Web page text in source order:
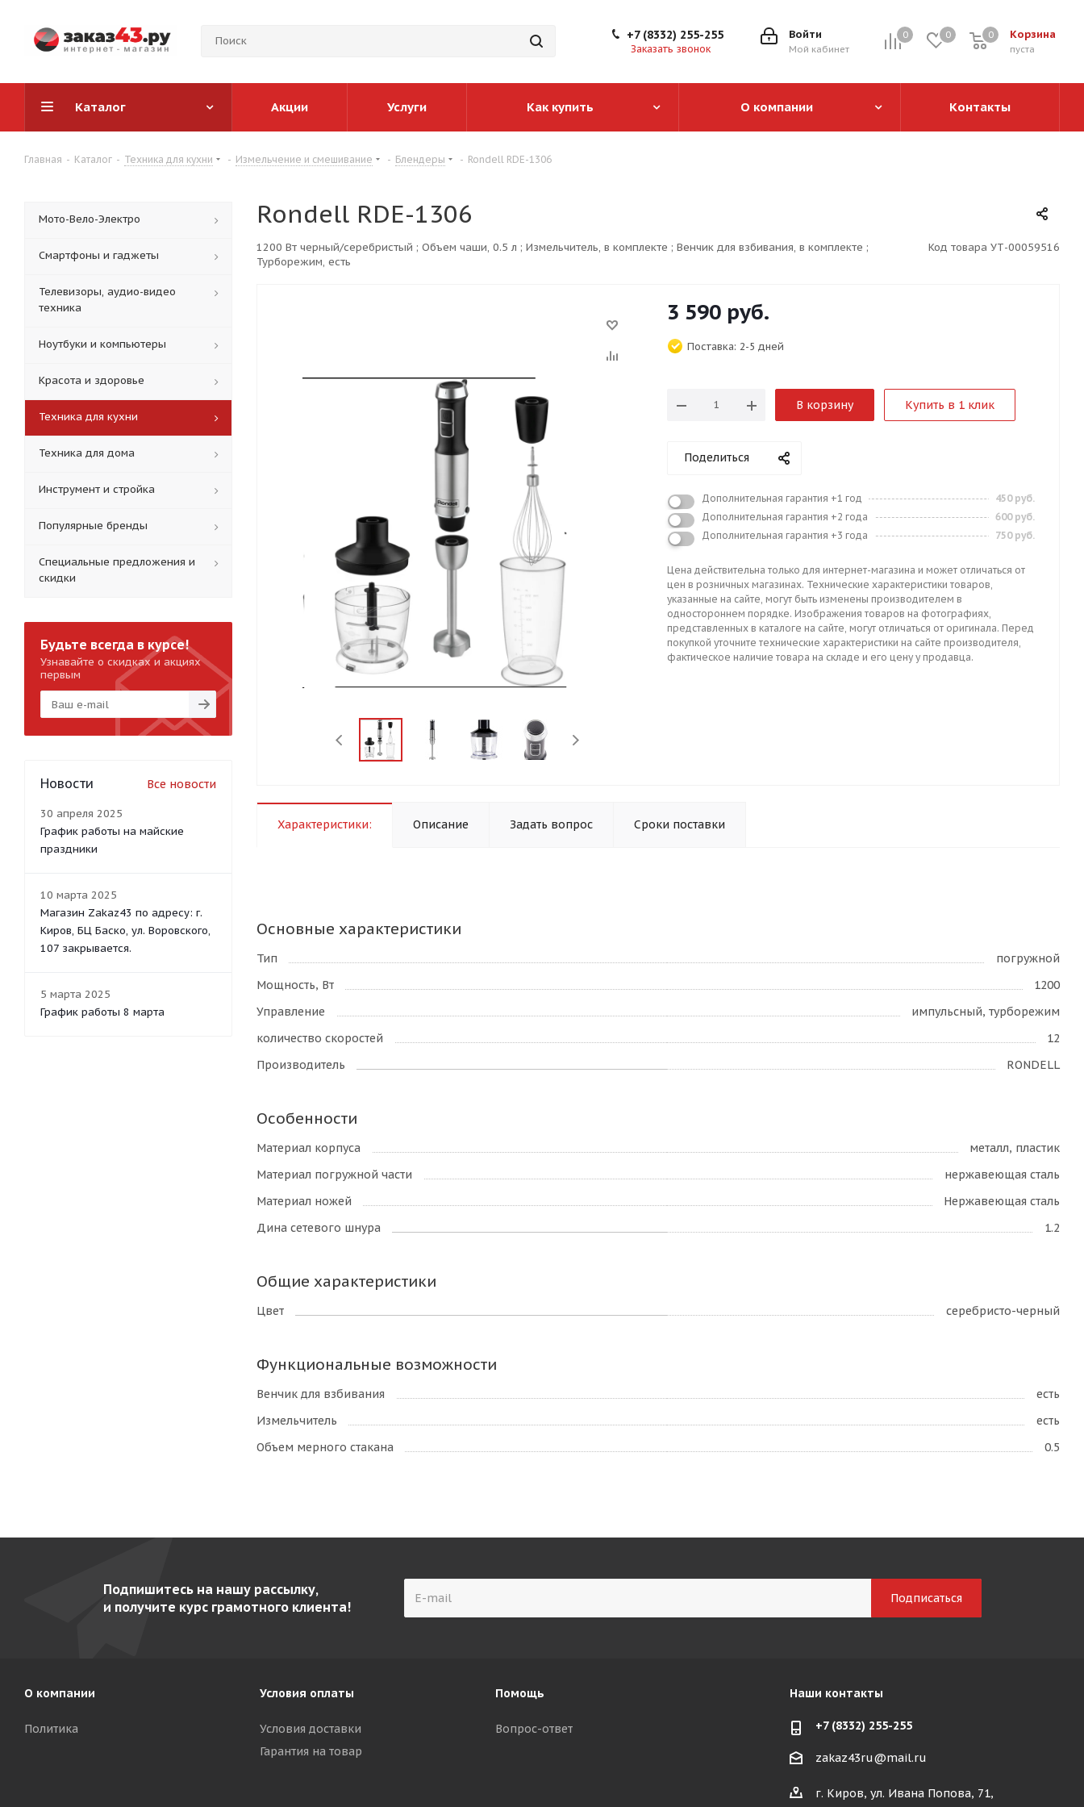
0 0 Корзина
0
пуста
0
Войти
Мой кабинет
+7 (8332) 255-255
Заказать звонок
Каталог Акции Услуги Как купить О компании Контакты
Главная - Каталог - Техника для кухни - Измельчение и смешивание - Блендеры - Rondell RDE-1306
Rondell RDE-1306
1200 Вт черный/серебристый ; Объем чаши, 0.5 л ; Измельчитель, в комплекте ; Венчик для взбивания, в комплекте ;
Турборежим, есть
Код товара УТ-00059516
3 590 руб.
Поставка: 2-5 дней
В корзину Купить в 1 клик
Поделиться
Дополнительная гарантия +1 год
450 руб.
Дополнительная гарантия +2 года
600 руб.
Дополнительная гарантия +3 года
750 руб.
Цена действительна только для интернет-магазина и может отличаться от
цен в розничных магазинах. Технические характеристики товаров,
указанные на сайте, могут быть изменены производителем в
одностороннем порядке. Изображения товаров на фотографиях,
представленных в каталоге на сайте, могут отличаться от оригинала. Перед
покупкой уточните технические характеристики на сайте производителя,
фактическое наличие товара на складе и его цену у продавца.
Характеристики: Описание Задать вопрос Сроки поставки
Основные характеристики
Тип
погружной
Мощность, Вт
1200
Управление
импульсный, турборежим
количество скоростей
12
Производитель
RONDELL
Особенности
Материал корпуса
металл, пластик
Материал погружной части
нержавеющая сталь
Материал ножей
Нержавеющая сталь
Дина сетевого шнура
1.2
Общие характеристики
Цвет серебристо-черный
Функциональные возможности
Венчик для взбивания
есть
Измельчитель
есть
Объем мерного стакана
0.5
Мото-Вело-Электро
Смартфоны и гаджеты
Телевизоры, аудио-видео
техника
Ноутбуки и компьютеры
Красота и здоровье
Техника для кухни
Техника для дома
Инструмент и стройка
Популярные бренды
Специальные предложения и
скидки
Будьте всегда в курсе!
Узнавайте о скидках и акциях
первым
Новости Все новости
30 апреля 2025
График работы на майские
праздники
10 марта 2025
Магазин Zakaz43 по адресу: г.
Киров, БЦ Баско, ул. Воровского,
107 закрывается.
5 марта 2025
График работы 8 марта
Подпишитесь на нашу рассылку,
и получите курс грамотного клиента!
О компании
Политика
Условия оплаты
Условия доставки
Гарантия на товар
Помощь
Вопрос-ответ
Наши контакты
+7 (8332) 255-255
zakaz43ru@mail.ru
г. Киров, ул. Ивана Попова, 71,